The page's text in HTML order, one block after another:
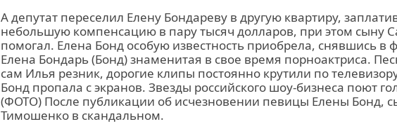
А депутат переселил Елену Бондареву в другую квартиру,
небольшую компенсацию в пару тысяч долларов, при этом сыну
помогал. Елена Бонд особую известность приобрела, снявшись
Елена Бондарь (Бонд) знаменитая в свое время порноактриса.
сам Илья резник, дорогие клипы постоянно крутили по
Бонд пропала с экранов. Звезды российского шоу-бизнеса поют
(ФОТО) После публикации об исчезновении певицы Елены Бонд,
Тимошенко в скандальном.